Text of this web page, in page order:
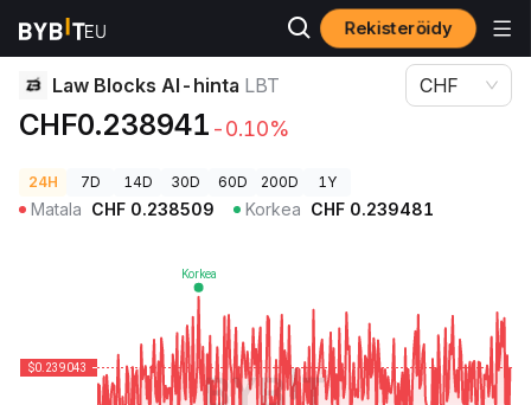
Rekisteröidy
Kryptohinnat Law Blocks AI-hinta LBT
Law Blocks AI-hinta LBT
CHF0.238941 -0.10%
CHF
24H 7D 14D 30D 60D 200D 1Y
Matala CHF 0.238509 Korkea CHF 0.239481